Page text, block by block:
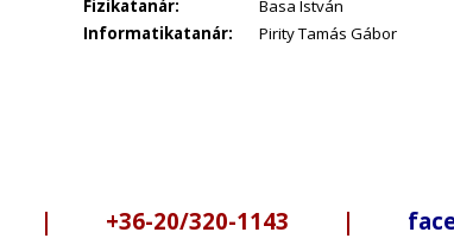
Fizikatanár:
Basa István
Informatikatanár:
Pirity Tamás Gábor
| +36-20/320-1143 |